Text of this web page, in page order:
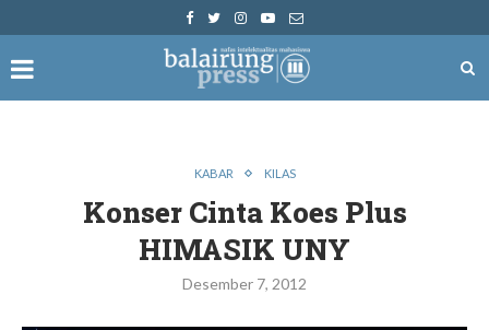
KABAR KILAS
Konser Cinta Koes Plus
HIMASIK UNY
Desember 7, 2012